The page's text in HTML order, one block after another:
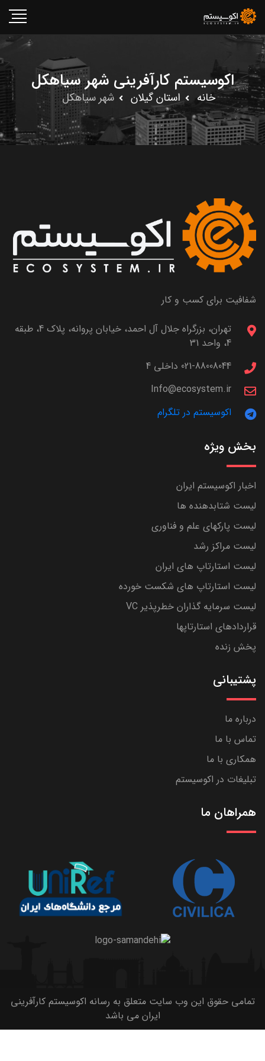
اکوسیستم کارآفرینی شهر سیاهکل
خانه استان گيلان شهر سیاهکل
شفافیت برای کسب و کار
تهران، بزرگراه جلال آل احمد، خیابان پروانه، پلاک 4، طبقه
4، واحد 31
021-88008044 داخلی 4
Info@ecosystem.ir
اکوسیستم در تلگرام
بخش ویژه
اخبار اکوسیستم ایران
لیست شتابدهنده ها
لیست پارکهای علم و فناوری
لیست مراکز رشد
لیست استارتاپ های ایران
لیست استارتاپ های شکست خورده
لیست سرمایه گذاران خطرپذیر VC
قراردادهای استارتاپها
پخش زنده
پشتیبانی
درباره ما
تماس با ما
همکاری با ما
تبلیغات در اکوسیستم
همراهان ما
تمامی حقوق این وب سایت متعلق به رسانه اکوسیستم کارآفرینی
ایران می باشد